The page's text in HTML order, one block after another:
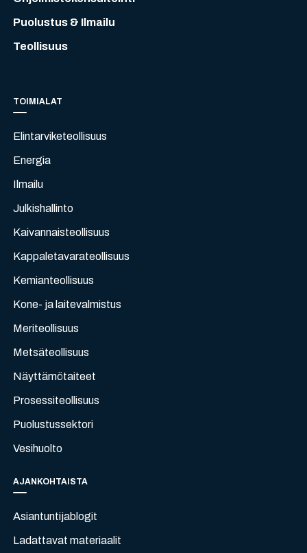
Puolustus & Ilmailu
Teollisuus
TOIMIALAT
Elintarviketeollisuus
Energia
Ilmailu
Julkishallinto
Kaivannaisteollisuus
Kappaletavarateollisuus
Kemianteollisuus
Kone- ja laitevalmistus
Meriteollisuus
Metsäteollisuus
Näyttämötaiteet
Prosessiteollisuus
Puolustussektori
Vesihuolto
AJANKOHTAISTA
Asiantuntijablogit
Ladattavat materiaalit